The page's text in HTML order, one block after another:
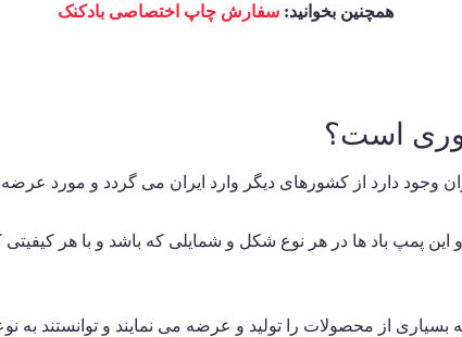
همچنین بخوانید:سفارش چاپ اختصاصی بادکنک
است؟
وجود دارد از کشورهای دیگر وارد ایران می گردد و مورد
این پمپ باد ها در هر نوع شکل و شمایلی که باشد و با هر
از محصولات را تولید و عرضه می نمایند و توانستند به